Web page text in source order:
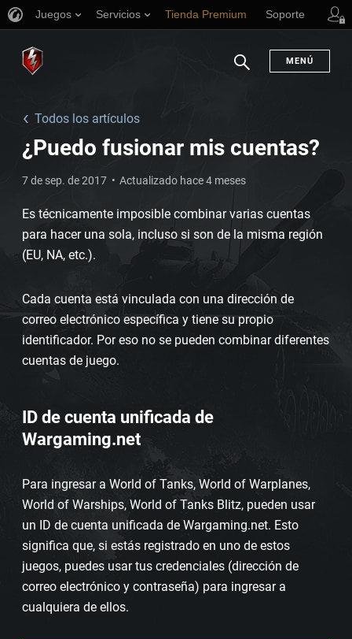
Juegos Servicios Tienda Premium Soporte
MENÚ
Todos los artículos
¿Puedo fusionar mis cuentas?
7 de sep. de 2017 Actualizado hace 4 meses
Es técnicamente imposible combinar varias cuentas
para hacer una sola, incluso si son de la misma región
(EU, NA, etc.).
Cada cuenta está vinculada con una dirección de
correo electrónico específica y tiene su propio
identificador. Por eso no se pueden combinar diferentes
cuentas de juego.
ID de cuenta unificada de
Wargaming.net
Para ingresar a World of Tanks, World of Warplanes,
World of Warships, World of Tanks Blitz, pueden usar
un ID de cuenta unificada de Wargaming.net. Esto
significa que, si estás registrado en uno de estos
juegos, puedes usar tus credenciales (dirección de
correo electrónico y contraseña) para ingresar a
cualquiera de ellos.